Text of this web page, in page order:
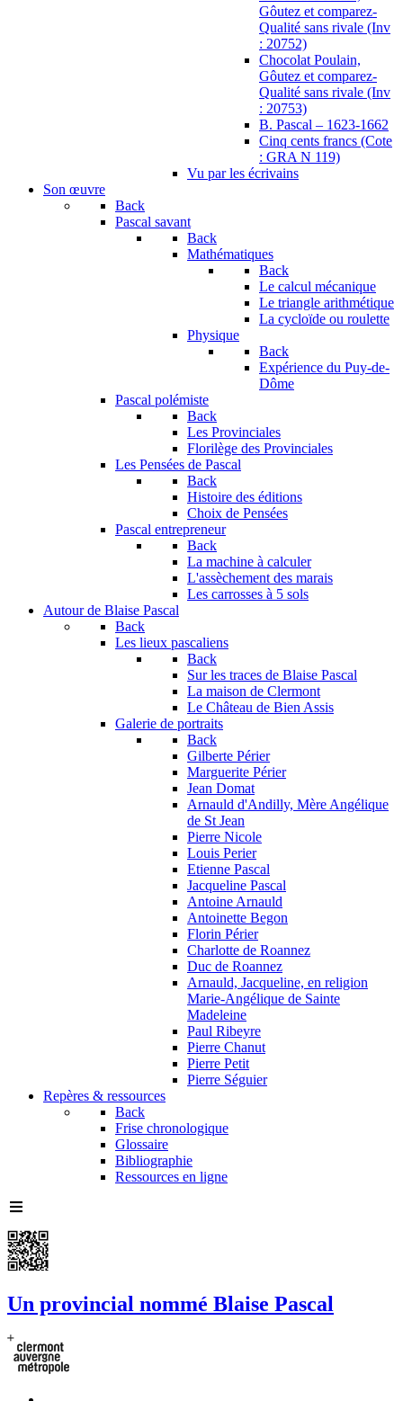
Gôutez et comparez-
Qualité sans rivale (Inv
: 20752)
Chocolat Poulain,
Gôutez et comparez-
Qualité sans rivale (Inv
: 20753)
B. Pascal – 1623-1662
Cinq cents francs (Cote
: GRA N 119)
Vu par les écrivains
Son œuvre
Back
Pascal savant
Back
Mathématiques
Back
Le calcul mécanique
Le triangle arithmétique
La cycloïde ou roulette
Physique
Back
Expérience du Puy-de-
Dôme
Pascal polémiste
Back
Les Provinciales
Florilège des Provinciales
Les Pensées de Pascal
Back
Histoire des éditions
Choix de Pensées
Pascal entrepreneur
Back
La machine à calculer
L'assèchement des marais
Les carrosses à 5 sols
Autour de Blaise Pascal
Back
Les lieux pascaliens
Back
Sur les traces de Blaise Pascal
La maison de Clermont
Le Château de Bien Assis
Galerie de portraits
Back
Gilberte Périer
Marguerite Périer
Jean Domat
Arnauld d'Andilly, Mère Angélique
de St Jean
Pierre Nicole
Louis Perier
Etienne Pascal
Jacqueline Pascal
Antoine Arnauld
Antoinette Begon
Florin Périer
Charlotte de Roannez
Duc de Roannez
Arnauld, Jacqueline, en religion
Marie-Angélique de Sainte
Madeleine
Paul Ribeyre
Pierre Chanut
Pierre Petit
Pierre Séguier
Repères & ressources
Back
Frise chronologique
Glossaire
Bibliographie
Ressources en ligne
Un provincial nommé Blaise Pascal